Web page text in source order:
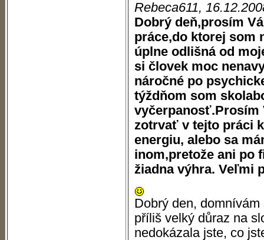
Rebeca611,
Dobrý deň,prosím
práce,do ktorej som
úplne odlišná od
si človek moc
náročné po
týždňom som
vyčerpanosť.Prosím
zotrvať v tejto práci
energiu, alebo sa
inom,pretože ani po
žiadna výhra. Veľmi
Dobrý den,
příliš velký důraz na
nedokázala jste, co